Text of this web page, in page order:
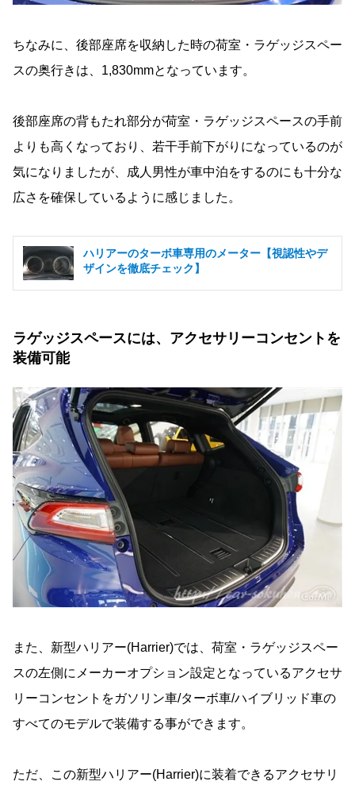
ちなみに、後部座席を収納した時の荷室・ラゲッジスペー
スの奥行きは、1,830mmとなっています。
後部座席の背もたれ部分が荷室・ラゲッジスペースの手前
よりも高くなっており、若干手前下がりになっているのが
気になりましたが、成人男性が車中泊をするのにも十分な
広さを確保しているように感じました。
ハリアーのターボ車専用のメーター【視認性やデ
ザインを徹底チェック】
ラゲッジスペースには、アクセサリーコンセントを
装備可能
また、新型ハリアー(Harrier)では、荷室・ラゲッジスペー
スの左側にメーカーオプション設定となっているアクセサ
リーコンセントをガソリン車/ターボ車/ハイブリッド車の
すべてのモデルで装備する事ができます。
ただ、この新型ハリアー(Harrier)に装着できるアクセサリ